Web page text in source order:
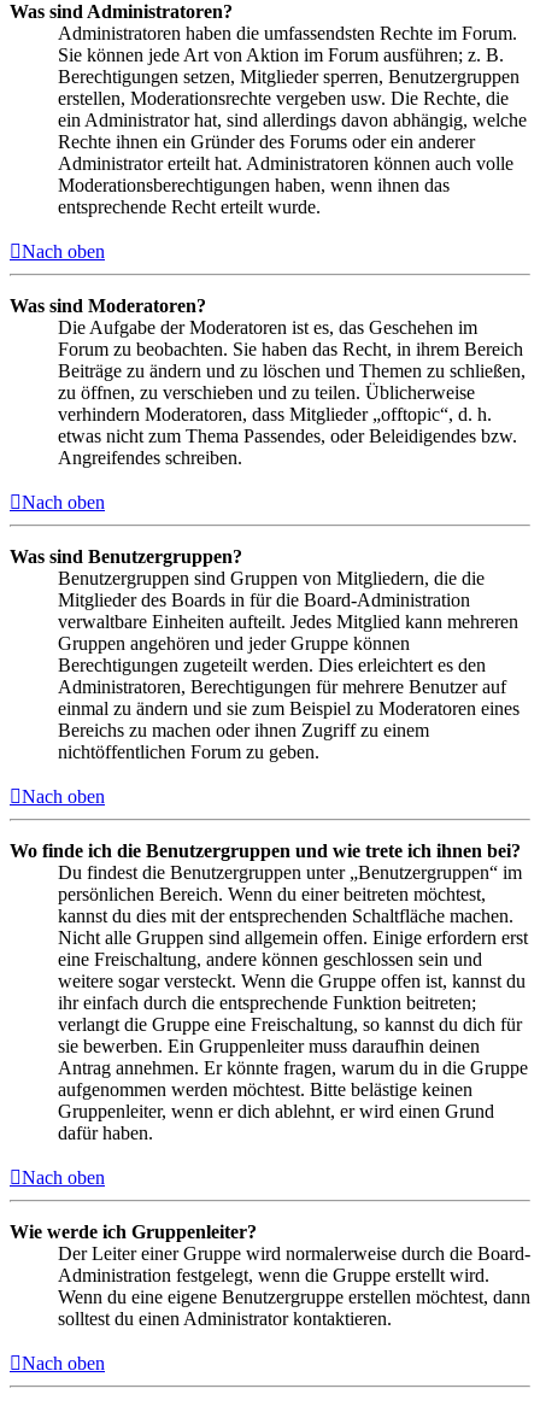
Was sind Administratoren?
Administratoren haben die umfassendsten Rechte im Forum.
Sie können jede Art von Aktion im Forum ausführen; z. B.
Berechtigungen setzen, Mitglieder sperren, Benutzergruppen
erstellen, Moderationsrechte vergeben usw. Die Rechte, die
ein Administrator hat, sind allerdings davon abhängig, welche
Rechte ihnen ein Gründer des Forums oder ein anderer
Administrator erteilt hat. Administratoren können auch volle
Moderationsberechtigungen haben, wenn ihnen das
entsprechende Recht erteilt wurde.
Nach oben
Was sind Moderatoren?
Die Aufgabe der Moderatoren ist es, das Geschehen im
Forum zu beobachten. Sie haben das Recht, in ihrem Bereich
Beiträge zu ändern und zu löschen und Themen zu schließen,
zu öffnen, zu verschieben und zu teilen. Üblicherweise
verhindern Moderatoren, dass Mitglieder „offtopic“, d. h.
etwas nicht zum Thema Passendes, oder Beleidigendes bzw.
Angreifendes schreiben.
Nach oben
Was sind Benutzergruppen?
Benutzergruppen sind Gruppen von Mitgliedern, die die
Mitglieder des Boards in für die Board-Administration
verwaltbare Einheiten aufteilt. Jedes Mitglied kann mehreren
Gruppen angehören und jeder Gruppe können
Berechtigungen zugeteilt werden. Dies erleichtert es den
Administratoren, Berechtigungen für mehrere Benutzer auf
einmal zu ändern und sie zum Beispiel zu Moderatoren eines
Bereichs zu machen oder ihnen Zugriff zu einem
nichtöffentlichen Forum zu geben.
Nach oben
Wo finde ich die Benutzergruppen und wie trete ich ihnen bei?
Du findest die Benutzergruppen unter „Benutzergruppen“ im
persönlichen Bereich. Wenn du einer beitreten möchtest,
kannst du dies mit der entsprechenden Schaltfläche machen.
Nicht alle Gruppen sind allgemein offen. Einige erfordern erst
eine Freischaltung, andere können geschlossen sein und
weitere sogar versteckt. Wenn die Gruppe offen ist, kannst du
ihr einfach durch die entsprechende Funktion beitreten;
verlangt die Gruppe eine Freischaltung, so kannst du dich für
sie bewerben. Ein Gruppenleiter muss daraufhin deinen
Antrag annehmen. Er könnte fragen, warum du in die Gruppe
aufgenommen werden möchtest. Bitte belästige keinen
Gruppenleiter, wenn er dich ablehnt, er wird einen Grund
dafür haben.
Nach oben
Wie werde ich Gruppenleiter?
Der Leiter einer Gruppe wird normalerweise durch die Board-
Administration festgelegt, wenn die Gruppe erstellt wird.
Wenn du eine eigene Benutzergruppe erstellen möchtest, dann
solltest du einen Administrator kontaktieren.
Nach oben